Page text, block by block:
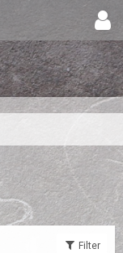
Filter